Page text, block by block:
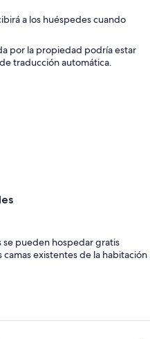
a los huéspedes cuando
por la propiedad podría estar
traducción automática.
se pueden hospedar gratis
existentes de la habitación